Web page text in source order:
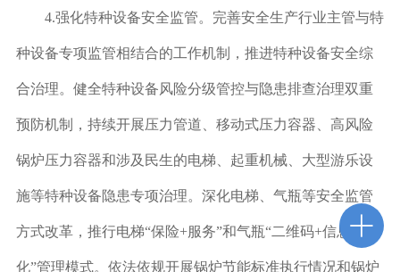
4.强化特种设备安全监管。 完善安全生产行业主管与特
种设备专项监管相结合的工作机制，推进特种设备安全综
合治理。健全特种设备风险分级管控与隐患排查治理双重
预防机制，持续开展压力管道、移动式压力容器、高风险
锅炉压力容器和涉及民生的电梯、起重机械、大型游乐设
施等特种设备隐患专项治理。深化电梯、气瓶等安全监管
方式改革，推行电梯“保险+服务”和气瓶“二维码+信息
化”管理模式。依法依规开展锅炉节能标准执行情况和锅炉